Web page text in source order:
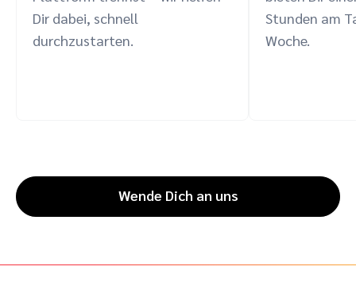
Dir dabei, schnell
durchzustarten.
Stunden am
Woche.
Wende Dich an uns